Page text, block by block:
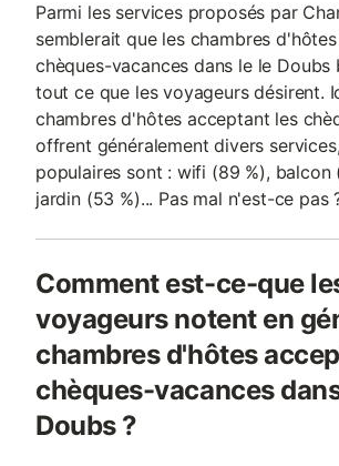
Parmi les services proposés par
semblerait que les chambres
chèques-vacances dans le le Doubs
tout ce que les voyageurs désirent.
chambres d'hôtes acceptant les
offrent généralement divers
populaires sont : wifi (89 %), balcon
jardin (53 %)... Pas mal n'est-ce pas
Comment est-ce-que
voyageurs notent en
chambres d'hôtes
chèques-vacances
Doubs ?